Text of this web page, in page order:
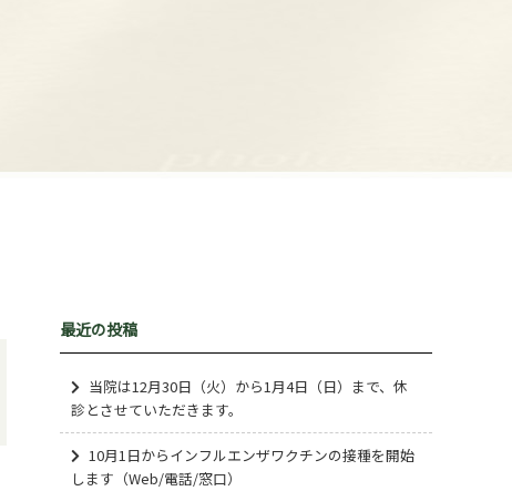
最近の投稿
当院は12月30日（火）から1月4日（日）まで、休
診とさせていただきます。
10月1日からインフルエンザワクチンの接種を開始
します（Web/電話/窓口）